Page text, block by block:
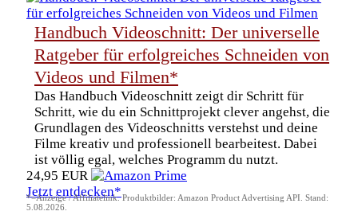
Handbuch Videoschnitt: Der universelle
Ratgeber für erfolgreiches Schneiden von
Videos und Filmen*
Das Handbuch Videoschnitt zeigt dir Schritt für
Schritt, wie du ein Schnittprojekt clever angehst, die
Grundlagen des Videoschnitts verstehst und deine
Filme kreativ und professionell bearbeitest. Dabei
ist völlig egal, welches Programm du nutzt.
24,95 EUR
Jetzt entdecken*
*=Anzeige / Affiliatelink. Produktbilder: Amazon Product Advertising API. Stand:
5.08.2026.